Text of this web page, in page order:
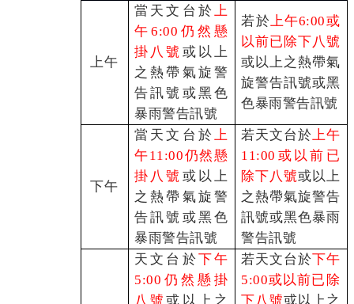
上午
當天文台於
上
午6:00仍然懸
掛八號 或以上
之熱帶氣旋警
告訊號或黑色
暴雨警告訊號
若於 上午6:00或
以前已除下八號
或以上之熱帶氣
旋警告訊號或黑
色暴雨警告訊號
下午
當天文台於
上
午11:00仍然懸
掛八號 或以上
之熱帶氣旋警
告訊號或黑色
暴雨警告訊號
若天文台於 上午
11:00或以前已
除下八號或以上
之熱帶氣旋警告
訊號或黑色暴雨
警告訊號
天文台於下午
5:00仍然懸掛
八號或以上之
若天文台於下午
5:00或以前已除
下八號或以上之